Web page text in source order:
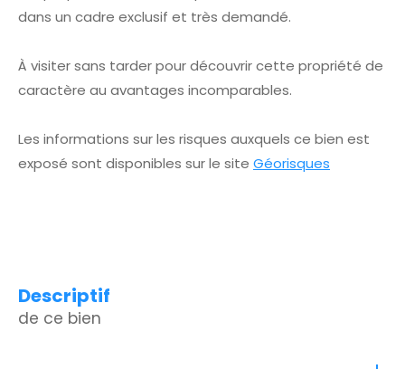
dans un cadre exclusif et très demandé.
À visiter sans tarder pour découvrir cette propriété de
caractère au avantages incomparables.
Les informations sur les risques auxquels ce bien est
exposé sont disponibles sur le site Géorisques
descriptif
de ce bien